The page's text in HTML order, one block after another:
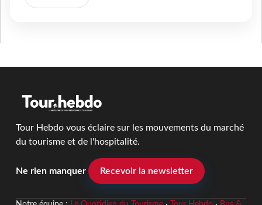
Tour Hebdo vous éclaire sur les mouvements du marché
du tourisme et de l'hospitalité.
Ne rien manquer Recevoir la newsletter